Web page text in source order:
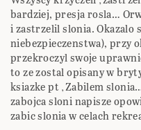
bardziej, presja rosla…
i zastrzelil slonia. Okazalo
niebezpieczenstwa), przy
przekroczyl swoje
to ze zostal opisany w
ksiazke pt ‚Zabilem
zabojca sloni napisze
zabic slonia w celach